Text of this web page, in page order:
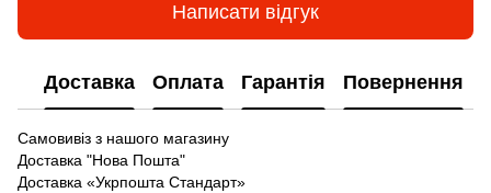
Написати відгук
Доставка Оплата Гарантія Повернення
Самовивіз з нашого магазину
Доставка "Нова Пошта"
Доставка «Укрпошта Стандарт»